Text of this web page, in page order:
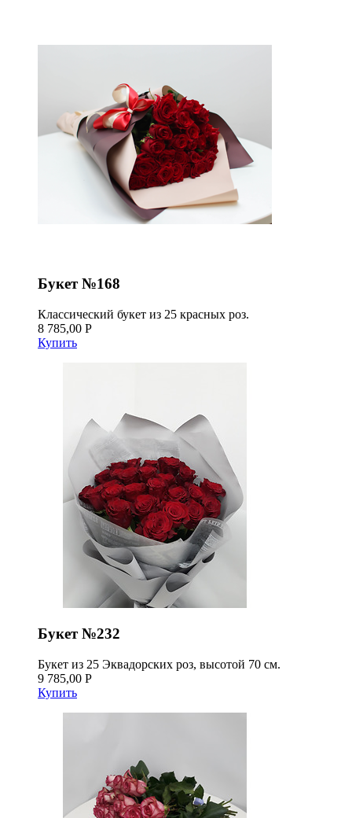
Букет №168
Классический букет из 25 красных роз.
8 785,00 Р
Купить
Букет №232
Букет из 25 Эквадорских роз, высотой 70 см.
9 785,00 Р
Купить